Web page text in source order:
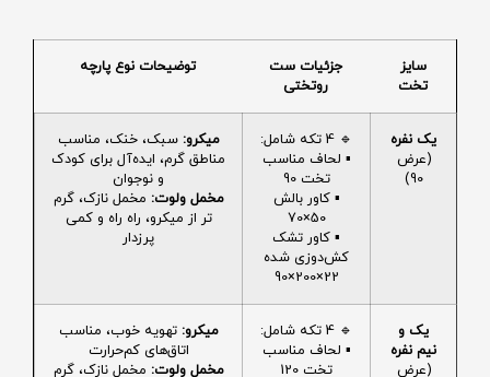
سایز
تخت
جزئیات ست
روتختی
توضیحات نوع پارچه
یک نفره
(عرض
90)
🔹 4 تکه شامل:
▪️ لحاف مناسب
تخت 90
▪️ کاور بالش
50×70
▪️ کاور تشک
کش‌دوزی شده
22×200×90
میکرو: سبک، خنک، مناسب
مناطق گرم، ایده‌آل برای کودک
و نوجوان
مخمل ولوت: مخمل نازک، گرم
تر از میکرو، راه راه و کمی
پرزدار
یک و
نیم نفره
(عرض
🔹 4 تکه شامل:
▪️ لحاف مناسب
تخت 120
میکرو: تهویه خوب، مناسب
اتاق‌های کم‌حرارت
مخمل ولوت: مخمل نازک، گرم